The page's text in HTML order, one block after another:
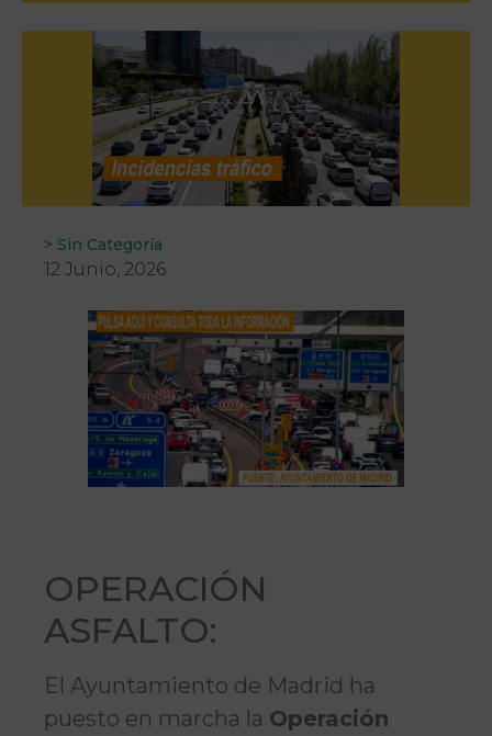
> Sin Categoría
12 Junio, 2026
OPERACIÓN
ASFALTO:
El Ayuntamiento de Madrid ha
puesto en marcha la Operación